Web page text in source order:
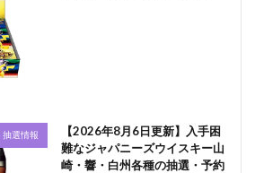
抽選情報
【2026年8月6日更新】入手困
難なジャパニーズウイスキー山
崎・響・白州各種の抽選・予約